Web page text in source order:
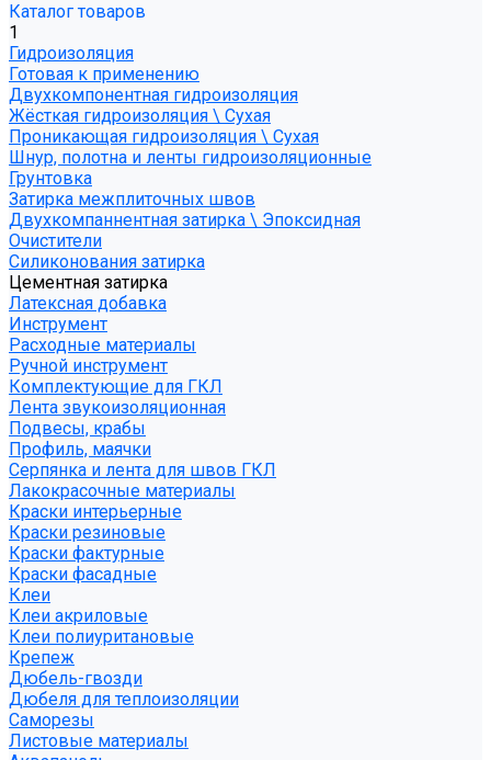
Каталог товаров
1
Гидроизоляция
Готовая к применению
Двухкомпонентная гидроизоляция
Жёсткая гидроизоляция \ Сухая
Проникающая гидроизоляция \ Сухая
Шнур, полотна и ленты гидроизоляционные
Грунтовка
Затирка межплиточных швов
Двухкомпаннентная затирка \ Эпоксидная
Очистители
Силиконования затирка
Цементная затирка
Латексная добавка
Инструмент
Расходные материалы
Ручной инструмент
Комплектующие для ГКЛ
Лента звукоизоляционная
Подвесы, крабы
Профиль, маячки
Серпянка и лента для швов ГКЛ
Лакокрасочные материалы
Краски интерьерные
Краски резиновые
Краски фактурные
Краски фасадные
Клеи
Клеи акриловые
Клеи полиуритановые
Крепеж
Дюбель-гвозди
Дюбеля для теплоизоляции
Саморезы
Листовые материалы